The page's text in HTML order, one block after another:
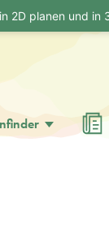
2D planen und in